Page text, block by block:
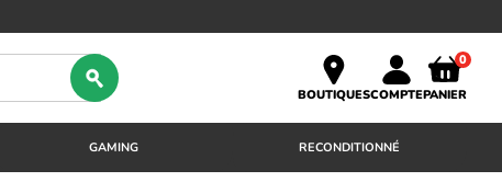
BOUTIQUESCOMPTE
0
PANIER
GAMING RECONDITIONNÉ